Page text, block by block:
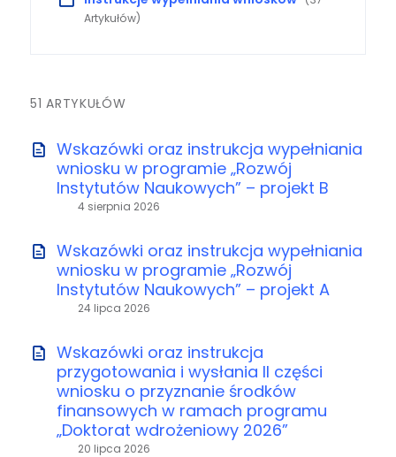
Artykułów)
51 ARTYKUŁÓW
Wskazówki oraz instrukcja wypełniania
wniosku w programie „Rozwój
Instytutów Naukowych” – projekt B
4 sierpnia 2026
Wskazówki oraz instrukcja wypełniania
wniosku w programie „Rozwój
Instytutów Naukowych” – projekt A
24 lipca 2026
Wskazówki oraz instrukcja
przygotowania i wysłania II części
wniosku o przyznanie środków
finansowych w ramach programu
„Doktorat wdrożeniowy 2026”
20 lipca 2026